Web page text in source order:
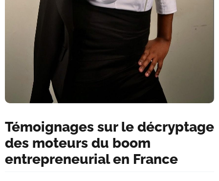
Témoignages sur le décryptage
des moteurs du boom
entrepreneurial en France